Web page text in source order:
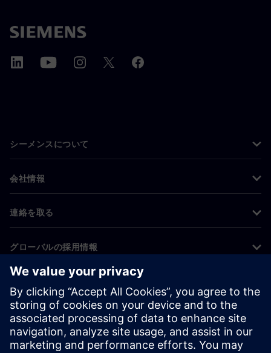
シーメンスについて
会社情報
連絡を取る
グローバルの採用情報
©Siemens 2026
コーポレート情報